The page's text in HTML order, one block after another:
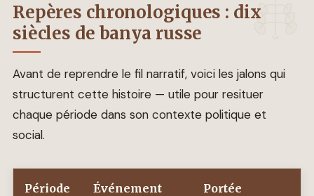
Repères chronologiques : dix
siècles de banya russe
Avant de reprendre le fil narratif, voici les jalons qui
structurent cette histoire — utile pour resituer
chaque période dans son contexte politique et
social.
Période Événement Portée